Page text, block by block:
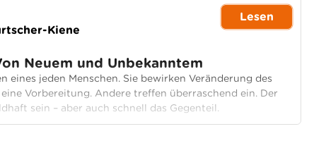
Kiene
Lesen
Neuem und Unbekanntem
eines jeden Menschen. Sie bewirken Veränderung des
Vorbereitung. Andere treffen überraschend ein. Der
sein – aber auch schnell das Gegenteil.